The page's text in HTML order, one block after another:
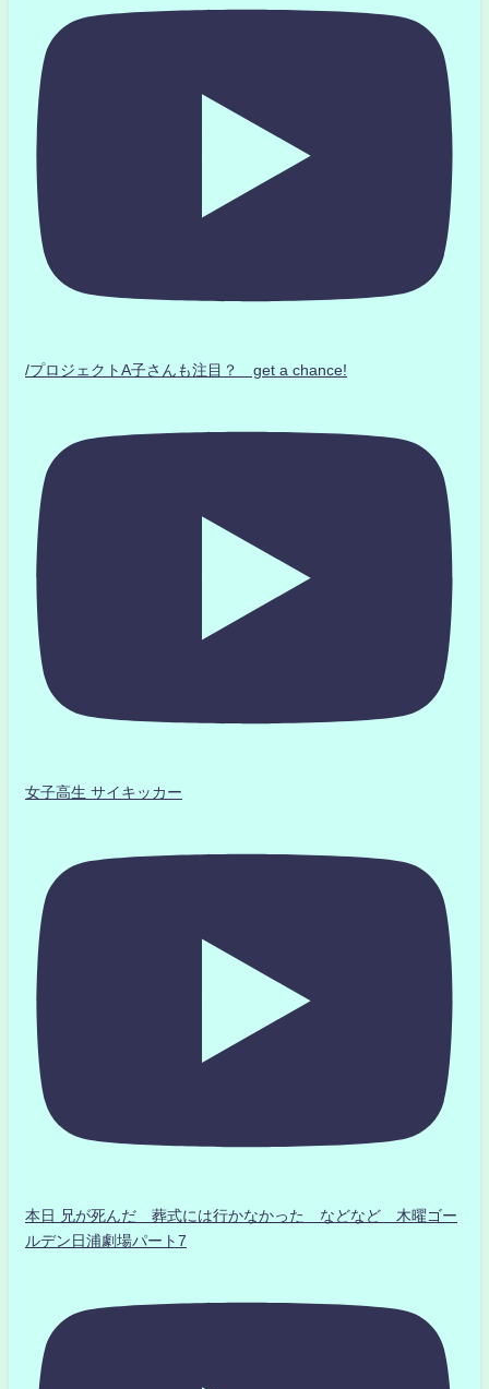
/プロジェクトA子さんも注目？ get a chance!
女子高生 サイキッカー
本日 兄が死んだ 葬式には行かなかった などなど 木曜ゴー
ルデン日浦劇場パート7